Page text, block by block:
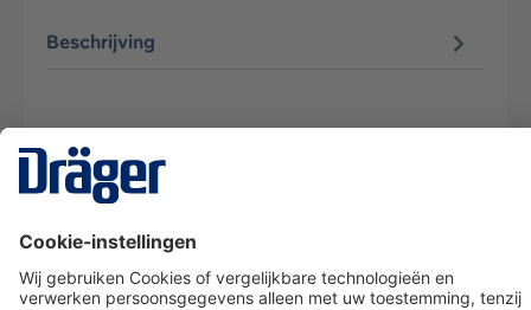
Beschrijving